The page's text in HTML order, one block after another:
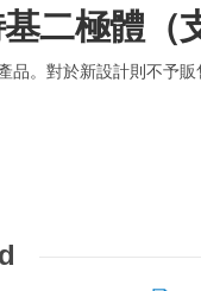
二極體（
品。對於新設計則不予販